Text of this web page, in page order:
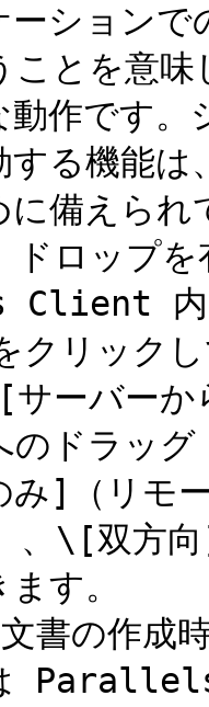
ション
ことを意
動作です
する機能
に備えられ
ロップ
内で
リック
ーバー
のドラッ
み]（リモ
、\[双方
す。
の作成時
は